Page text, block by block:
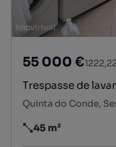
55 000 €
Trespasse de
Quinta do Conde,
Preço por metro
45 m²